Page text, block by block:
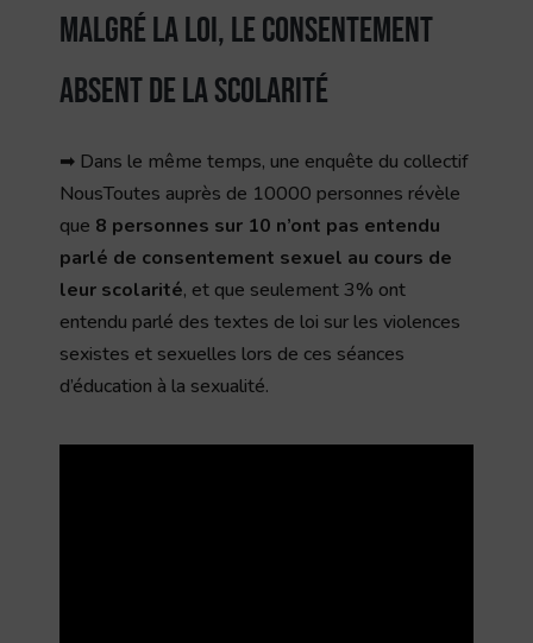
Malgré la loi, le consentement
absent de la scolarité
➡ Dans le même temps, une enquête du collectif
NousToutes auprès de 10000 personnes révèle
que 8 personnes sur 10 n’ont pas entendu
parlé de consentement sexuel au cours de
leur scolarité, et que seulement 3% ont
entendu parlé des textes de loi sur les violences
sexistes et sexuelles lors de ces séances
d’éducation à la sexualité.